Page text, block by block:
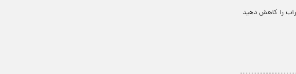
را کاهش دهید